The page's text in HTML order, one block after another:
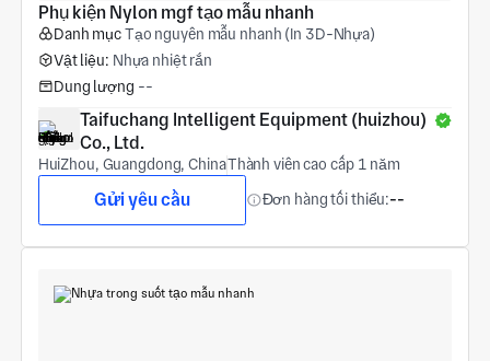
Phụ kiện Nylon mgf tạo mẫu nhanh
Danh mụcTạo nguyên mẫu nhanh (In 3D-Nhựa)
Vật liệu: Nhựa nhiệt rắn
Dung lượng --
Taifuchang Intelligent Equipment (huizhou)
Co., Ltd.
HuiZhou, Guangdong, ChinaThành viên cao cấp 1 năm
Gửi yêu cầu Đơn hàng tối thiểu:--